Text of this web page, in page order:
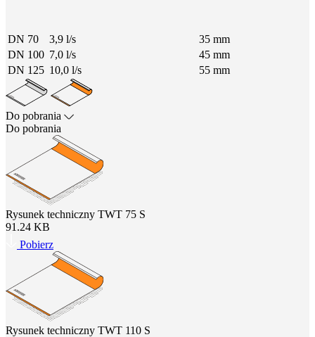
DN 70 3,9 l/s
35 mm
DN 100 7,0 l/s
45 mm
DN 125 10,0 l/s 55 mm
Do pobrania
Do pobrania
Rysunek techniczny TWT 75 S
91.24 KB
Pobierz
Rysunek techniczny TWT 110 S